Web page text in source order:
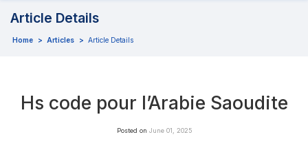
Article Details
Home > Articles > Article Details
Hs code pour l’Arabie Saoudite
Posted on June 01, 2025